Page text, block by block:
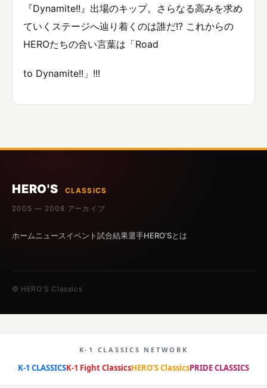
『Dynamite!!』出場のキップ。さらなる高みを求め
ていくステージへ辿り着くのは誰だ!? これからの
HEROたちの合い言葉は「Road
to Dynamite!!」!!!
HERO'S
CLASSICS
2005 — 2008 アーカイブ
ホームニュースイベント試合結果選手HERO'Sとは
© HERO'S Classics
K-1 CLASSICS NETWORK
K-1 CLASSICSK-1 Fight ClassicsHERO'S ClassicsPRIDE CLASSICS